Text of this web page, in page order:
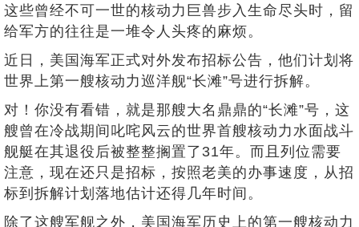
这些曾经不可一世的核动力巨兽步入生命尽头时，留
给军方的往往是一堆令人头疼的麻烦。
近日，美国海军正式对外发布招标公告，他们计划将
世界上第一艘核动力巡洋舰“长滩”号进行拆解。
对！你没有看错，就是那艘大名鼎鼎的“长滩”号，这
艘曾在冷战期间叱咤风云的世界首艘核动力水面战斗
舰艇在其退役后被整整搁置了31年。而且列位需要
注意，现在还只是招标，按照老美的办事速度，从招
标到拆解计划落地估计还得几年时间。
除了这艘军舰之外，美国海军历史上的第一艘核动力